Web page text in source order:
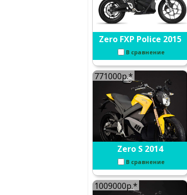
Zero FXP Police 2015
В сравнение
771000р.*
Zero S 2014
В сравнение
1009000р.*